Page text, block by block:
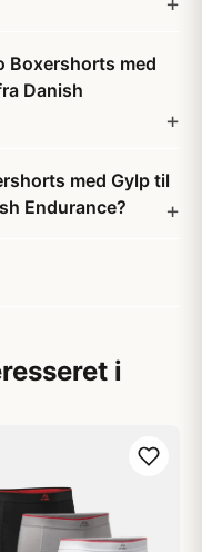
Boxershorts med
Danish
med Gylp til
Endurance?
i